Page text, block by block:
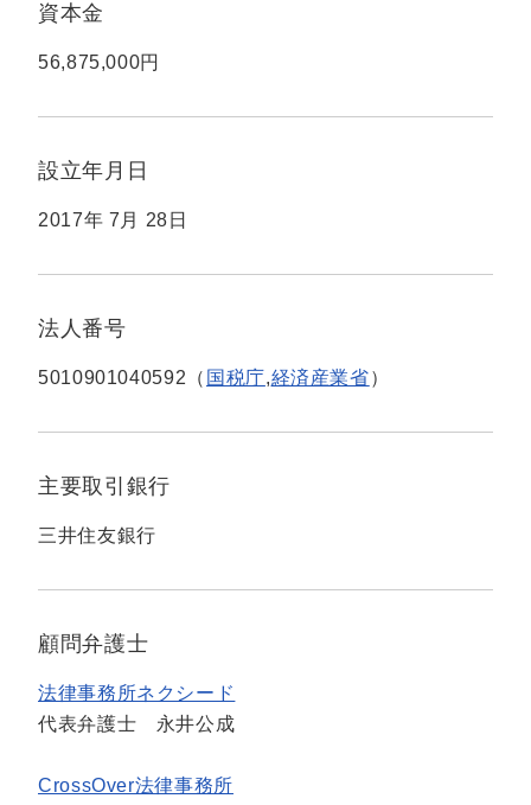
資本金
56,875,000円
設立年月日
2017年 7月 28日
法人番号
5010901040592（ 国税庁,経済産業省）
主要取引銀行
三井住友銀行
顧問弁護士
法律事務所ネクシード
代表弁護士 永井公成
CrossOver法律事務所